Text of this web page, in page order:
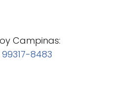
Campinas:
99317-8483